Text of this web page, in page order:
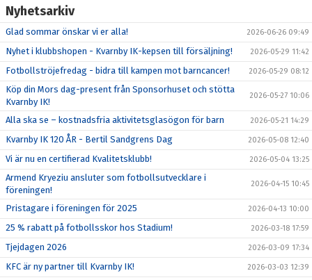
Nyhetsarkiv
Glad sommar önskar vi er alla! 2026-06-26 09:49
Nyhet i klubbshopen - Kvarnby IK-kepsen till försäljning! 2026-05-29 11:42
Fotbollströjefredag - bidra till kampen mot barncancer! 2026-05-29 08:12
Köp din Mors dag-present från Sponsorhuset och stötta
Kvarnby IK!
2026-05-27 10:06
Alla ska se – kostnadsfria aktivitetsglasögon för barn 2026-05-21 14:29
Kvarnby IK 120 ÅR - Bertil Sandgrens Dag 2026-05-08 12:40
Vi är nu en certifierad Kvalitetsklubb! 2026-05-04 13:25
Armend Kryeziu ansluter som fotbollsutvecklare i
föreningen!
2026-04-15 10:45
Pristagare i föreningen för 2025 2026-04-13 10:00
25 % rabatt på fotbollsskor hos Stadium! 2026-03-18 17:59
Tjejdagen 2026 2026-03-09 17:34
KFC är ny partner till Kvarnby IK! 2026-03-03 12:39